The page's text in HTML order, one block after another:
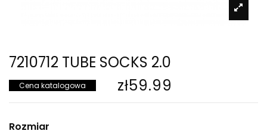
7210712 TUBE SOCKS 2.0
Cena katalogowa zł59.99
Rozmiar